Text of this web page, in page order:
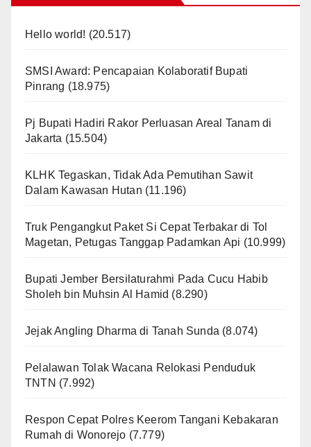
Hello world! (20.517)
SMSI Award: Pencapaian Kolaboratif Bupati
Pinrang (18.975)
Pj Bupati Hadiri Rakor Perluasan Areal Tanam di
Jakarta (15.504)
KLHK Tegaskan, Tidak Ada Pemutihan Sawit
Dalam Kawasan Hutan (11.196)
Truk Pengangkut Paket Si Cepat Terbakar di Tol
Magetan, Petugas Tanggap Padamkan Api (10.999)
Bupati Jember Bersilaturahmi Pada Cucu Habib
Sholeh bin Muhsin Al Hamid (8.290)
Jejak Angling Dharma di Tanah Sunda (8.074)
Pelalawan Tolak Wacana Relokasi Penduduk
TNTN (7.992)
Respon Cepat Polres Keerom Tangani Kebakaran
Rumah di Wonorejo (7.779)